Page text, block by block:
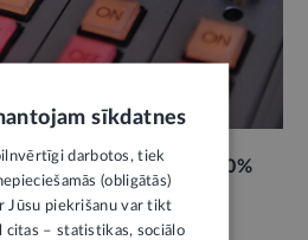
iecere noteikt, ka 30%
mūzikas jābūt radītai
sīkdatnes
darbotos, tiek
(obligātās)
Jūsu piekrišanu var tikt
citas – statistikas, sociālo